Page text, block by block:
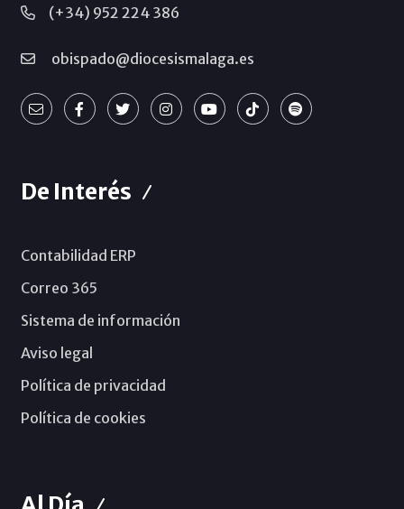
(+34) 952 224 386
obispado@diocesismalaga.es
De Interés
Contabilidad ERP
Correo 365
Sistema de información
Aviso legal
Política de privacidad
Política de cookies